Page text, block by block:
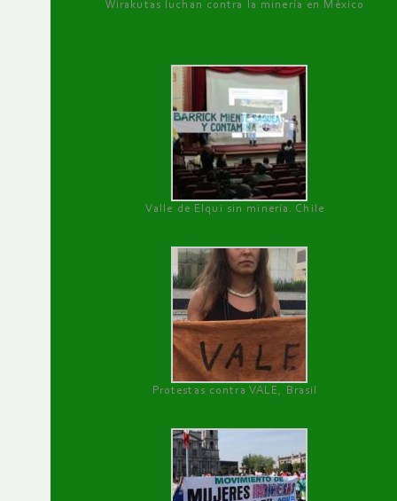
Wirakutas luchan contra la minería en México
Valle de Elqui sin minería. Chile
Protestas contra VALE, Brasil